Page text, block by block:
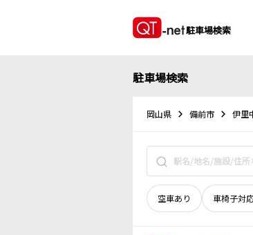
駐車場検索
駐車場検索
岡山県 備前市 伊里
空車あり 車椅子対